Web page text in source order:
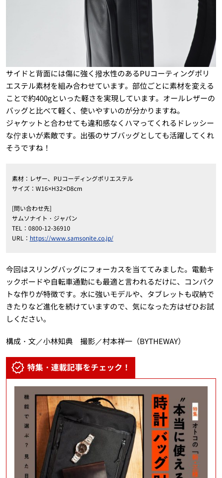
サイドと背面には傷に強く撥水性のあるPUコーティングポリ
エステル素材を組み合わせています。部位ごとに素材を変える
ことで約400gといった軽さを実現しています。オールレザーの
バッグと比べて軽く、使いやすいのが分かりますね。
ジャケットと合わせても違和感なくハマってくれるドレッシー
な佇まいが素敵です。出張のサブバッグとしても活躍してくれ
そうですね！
素材：レザー、PUコーディングポリエステル
サイズ：W16×H32×D8cm
[問い合わせ先]
サムソナイト・ジャパン
TEL：0800-12-36910
URL： https://www.samsonite.co.jp/
今回はスリングバッグにフォーカスを当ててみました。電動キ
ックボードや自転車通勤にも最適と言われるだけに、コンパク
トな作りが特徴です。水に強いモデルや、タブレットも収納で
きたりなど進化を続けていますので、気になった方はぜひお試
しください。
構成・文／小林知典 撮影／村本祥一（BYTHEWAY）
特集・連載記事をチェック！